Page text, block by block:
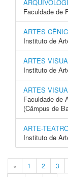
Faculdade de
ARTES
Instituto de
ARTES
Instituto de
ARTES
Faculdade de
(Câmpus de
ARTE-
Instituto de
« 1 2 3